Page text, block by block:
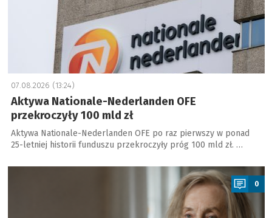
07.08.2026 (13:24)
Aktywa Nationale-Nederlanden OFE
przekroczyły 100 mld zł
Aktywa Nationale-Nederlanden OFE po raz pierwszy w ponad
25-letniej historii funduszu przekroczyły próg 100 mld zł. …
a
0